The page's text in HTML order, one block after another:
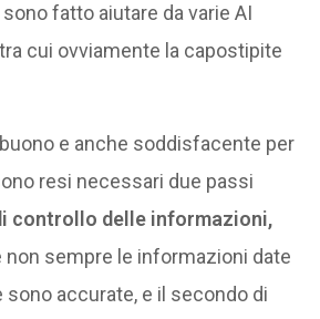
fatto aiutare da varie AI
cui ovviamente la capostipite
e anche soddisfacente per
resi necessari due passi
controllo delle informazioni,
non sempre le informazioni date
sono accurate, e il secondo di